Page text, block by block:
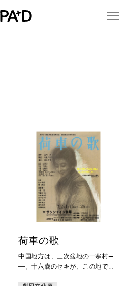
荷車の歌
中国地方は、三次盆地の一寒村—
―。十六歳のセキが、この地で